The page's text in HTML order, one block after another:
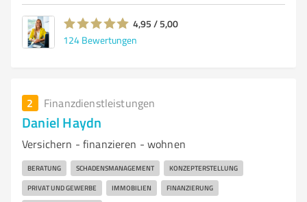
4,95 / 5,00
124 Bewertungen
2 Finanzdienstleistungen
Daniel Haydn
Versichern - finanzieren - wohnen
BERATUNG SCHADENSMANAGEMENT KONZEPTERSTELLUNG
PRIVAT UND GEWERBE IMMOBILIEN FINANZIERUNG